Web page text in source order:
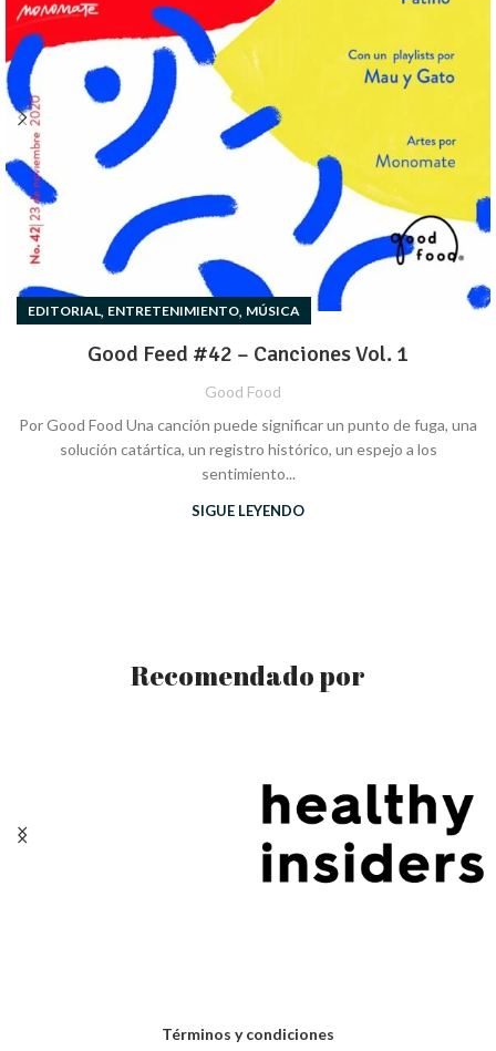
EDITORIAL, ENTRETENIMIENTO, MÚSICA
Good Feed #42 – Canciones Vol. 1
Good Food
Por Good Food Una canción puede significar un punto de fuga, una
solución catártica, un registro histórico, un espejo a los
sentimiento...
SIGUE LEYENDO
Recomendado por
Términos y condiciones